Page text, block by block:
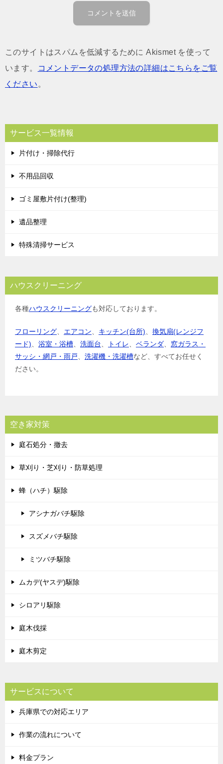
このサイトはスパムを低減するために Akismet を使って
います。
コメントデータの処理方法の詳細はこちらをご覧
ください 。
サービス一覧情報
片付け・掃除代行
不用品回収
ゴミ屋敷片付け(整理)
遺品整理
特殊清掃サービス
ハウスクリーニング
各種ハウスクリーニングも対応しております。
フローリング エアコン キッチン(台所)
換気扇(レンジフ
ード)
浴室・浴槽 洗面台 トイレ ベランダ
窓ガラス・
サッシ・網戸・雨戸
洗濯機・洗濯槽など、すべてお任せく
ださい。
空き家対策
庭石処分・撤去
草刈り・芝刈り・防草処理
蜂（ハチ）駆除
アシナガバチ駆除
スズメバチ駆除
ミツバチ駆除
ムカデ(ヤスデ)駆除
シロアリ駆除
庭木伐採
庭木剪定
サービスについて
兵庫県での対応エリア
作業の流れについて
料金プラン